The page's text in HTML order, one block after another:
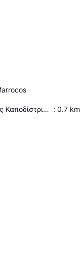
Διεθνής Αερολιμένας Κέρκυρας «Ιωάννης Καποδίστριας» : 0.7 km